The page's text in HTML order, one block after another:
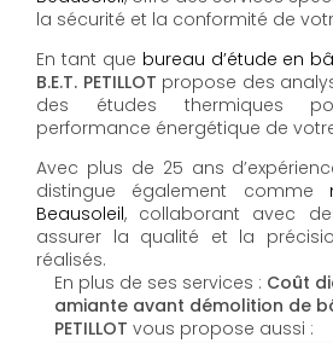
la sécurité et la conformité de
En tant que bureau d’étude en
B.E.T. PETILLOT propose des
des études thermiques
performance énergétique de
Avec plus de 25 ans
distingue également comme
Beausoleil, collaborant avec
assurer la qualité et la
réalisés.
En plus de ses services : Coût
amiante avant démolition de
PETILLOT vous propose aussi :